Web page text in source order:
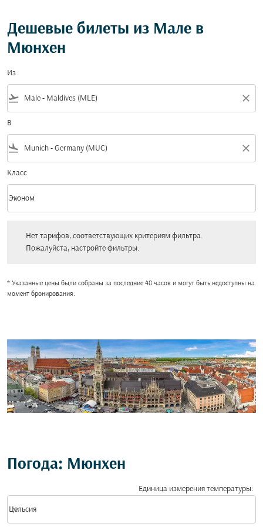
Дешевые билеты из Мале в
Мюнхен
Из
flight_takeoff close
В
flight_land close
Класс
Класс option Эконом Selected
Эконом
keyboard_arrow_down
Нет тарифов, соответствующих критериям фильтра.
Пожалуйста, настройте фильтры.
* Указанные цены были собраны за последние 48 часов и могут быть недоступны на
момент бронирования.
Погода: Мюнхен
Единица измерения температуры:
Цельсия
keyboard_arrow_down